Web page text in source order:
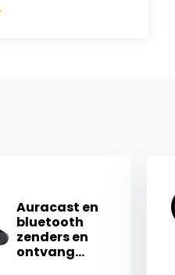
Auracast en
bluetooth
zenders en
ontvang...